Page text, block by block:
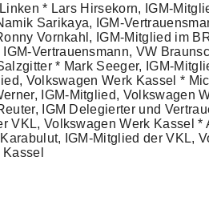
* Lars Hirsekorn, IGM-
Sarikaya, IGM-
Vornkahl, IGM-Mitglied im
Vertrauensmann, VW
* Mark Seeger, IGM-
Volkswagen Werk Kassel *
IGM-Mitglied, Volkswagen
IGM Delegierter und
VKL, Volkswagen Werk Kassel
IGM-Mitglied der